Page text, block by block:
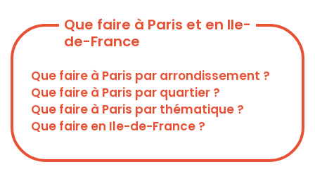
Que faire à Paris et en Ile-
de-France
Que faire à Paris par arrondissement ?
Que faire à Paris par quartier ?
Que faire à Paris par thématique ?
Que faire en Ile-de-France ?